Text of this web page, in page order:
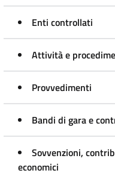
Enti controllati
Attività e
Provvedimenti
Bandi di gara e
Sovvenzioni,
economici